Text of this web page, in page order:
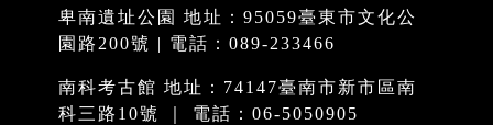
卑南遺址公園 地址：95059臺東市文化公
園路200號 | 電話：089-233466
南科考古館 地址：74147臺南市新市區南
科三路10號 ｜ 電話：06-5050905